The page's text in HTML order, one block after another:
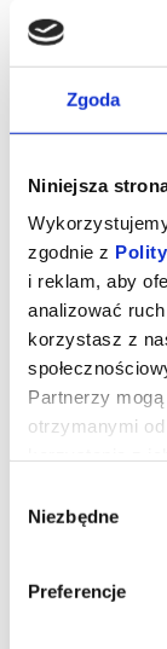
Zgoda
Niniejsza
zgodnie z
i reklam, aby
analizować
korzystasz z
Partnerzy
otrzymanymi
zgody
Niezbędne
Preferencje
Drama
postawieniem
dojdzie. Na kilka
informacja o